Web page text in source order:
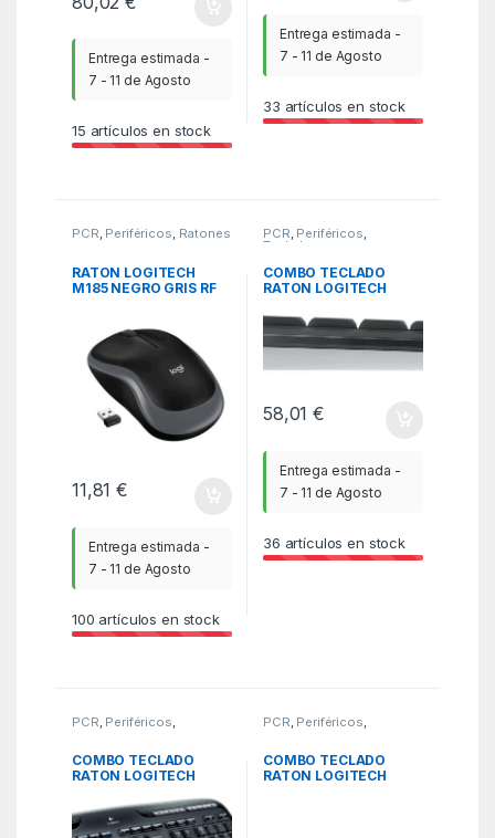
Entrega estimada -
7 - 11 de Agosto
15 artículos en stock
Entrega estimada -
7 - 11 de Agosto
33 artículos en stock
PCR, Periféricos, Ratones
RATON LOGITECH
M185 NEGRO GRIS RF
11,81€
Entrega estimada -
7 - 11 de Agosto
100 artículos en stock
PCR, Periféricos,
Teclados
COMBO TECLADO
RATON LOGITECH
INALAMBRICO PILAS
58,01€
Entrega estimada -
7 - 11 de Agosto
36 artículos en stock
PCR, Periféricos,
COMBO TECLADO
RATON LOGITECH
INALAMBRICO NEGRO
PCR, Periféricos,
COMBO TECLADO
RATON LOGITECH